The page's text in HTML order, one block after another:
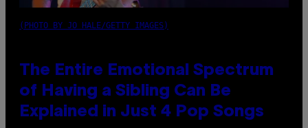
(PHOTO BY JO HALE/GETTY IMAGES)
The Entire Emotional Spectrum
of Having a Sibling Can Be
Explained in Just 4 Pop Songs